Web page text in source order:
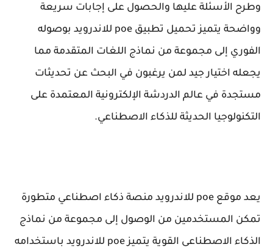
وطرح الأسئلة عليها والحصول على إجابات سريعة
وواضحة يتميز تحميل تطبيق poe للاندرويد بوصوله
الفوري إلى مجموعة من نماذج اللغات المتقدمة مما
يجعله اختيار جيد لمن يرغبون في البحث عن تحديثات
مستجدة في عالم الدردشة الإلكترونية المعتمدة على
التكنولوجيا الحديثة للذكاء الاصطناعي.
يعد موقع poe للاندرويد منصة ذكاء اصطناعي متطورة
تمكن المستخدمين من الوصول إلى مجموعة من نماذج
الذكاء الاصطناعي القوية يتميز poe للاندرويد باستخدامه